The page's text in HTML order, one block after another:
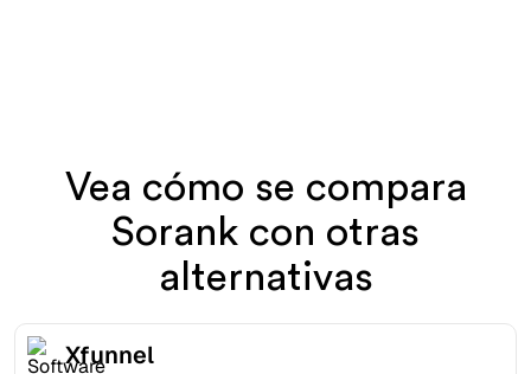
Vea cómo se compara
Sorank con otras
alternativas
Xfunnel